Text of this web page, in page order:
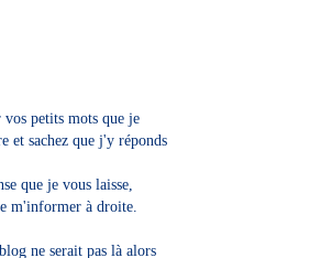
petits mots que je
et sachez que j'y réponds
que je vous laisse,
m'informer à droite.
ne serait pas là alors